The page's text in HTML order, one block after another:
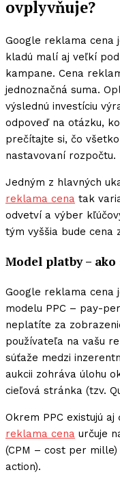
ovplyvňuje?
Google reklama cena
kladú malí aj veľkí
kampane. Cena
jednoznačná suma.
výslednú investíciu
odpoveď na otázku,
prečítajte si, čo
nastavovaní rozpočtu.
Jedným z hlavných
reklama cena tak
odvetví a výber
tým vyššia bude cena
Model platby – ako
Google reklama cena
modelu PPC – pay-
neplatíte za
používateľa na vašu
súťaže medzi
aukcii zohráva úlohu
cieľová stránka (tzv.
Okrem PPC existujú
reklama cena určuje
(CPM – cost per
action).